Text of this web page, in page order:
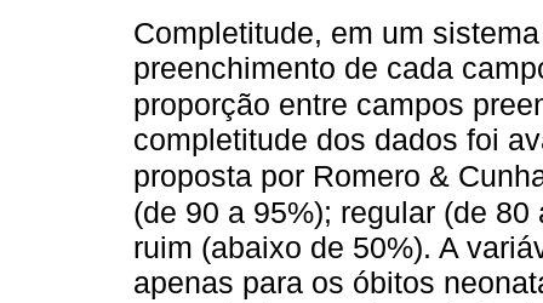
Completitude, em um
preenchimento de cada
proporção entre campos
completitude dos dados foi
proposta por Romero &
(de 90 a 95%); regular (de
ruim (abaixo de 50%). A
apenas para os óbitos